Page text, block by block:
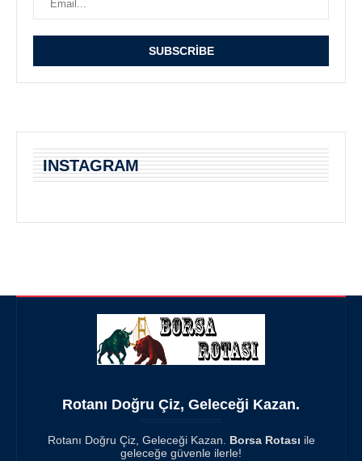
INSTAGRAM
Rotanı Doğru Çiz, Geleceği Kazan.
Rotanı Doğru Çiz, Geleceği Kazan. Borsa Rotası ile
geleceğe güvenle ilerle!